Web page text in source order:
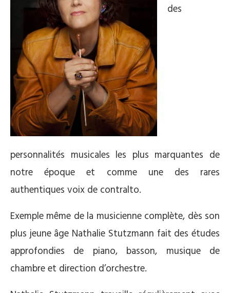
des
personnalités musicales les plus marquantes de
notre époque et comme une des rares
authentiques voix de contralto.
Exemple même de la musicienne complète, dès son
plus jeune âge Nathalie Stutzmann fait des études
approfondies de piano, basson, musique de
chambre et direction d’orchestre.